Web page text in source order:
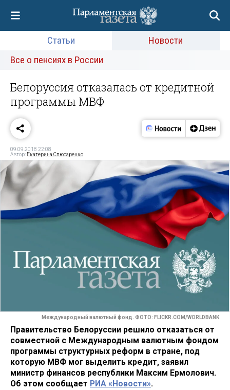
Статьи
Новости
Все о пенсиях в России
Белоруссия отказалась от кредитной
программы МВФ
09.09.2018 22:08
Автор: Екатерина Слюсаренко
Международный валютный фонд. ФОТО: FLICKR.COM/WORLDBANK
Правительство Белоруссии решило отказаться от
совместной с Международным валютным фондом
программы структурных реформ в стране, под
которую МВФ мог выделить кредит, заявил
министр финансов республики Максим Ермолович.
Об этом сообщает РИА «Новости».